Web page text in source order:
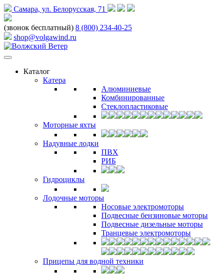
Самара, ул. Белорусская, 71
(звонок бесплатный) 8 (800) 234-40-25
shop@volgawind.ru
Каталог
Катера
Алюминиевые
Комбинированные
Стеклопластиковые
Моторные яхты
Надувные лодки
ПВХ
РИБ
Гидроциклы
Лодочные моторы
Носовые электромоторы
Подвесные бензиновые моторы
Подвесные дизельные моторы
Транцевые электромоторы
Прицепы для водной техники